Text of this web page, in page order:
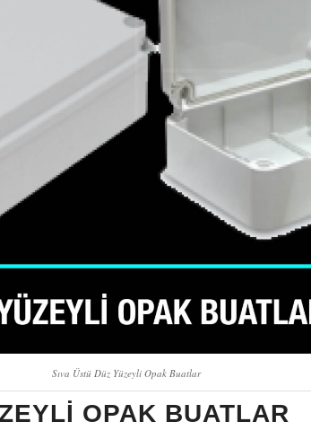
Sıva Üstü Düz Yüzeyli Opak Buatlar
OPAK BUATLAR